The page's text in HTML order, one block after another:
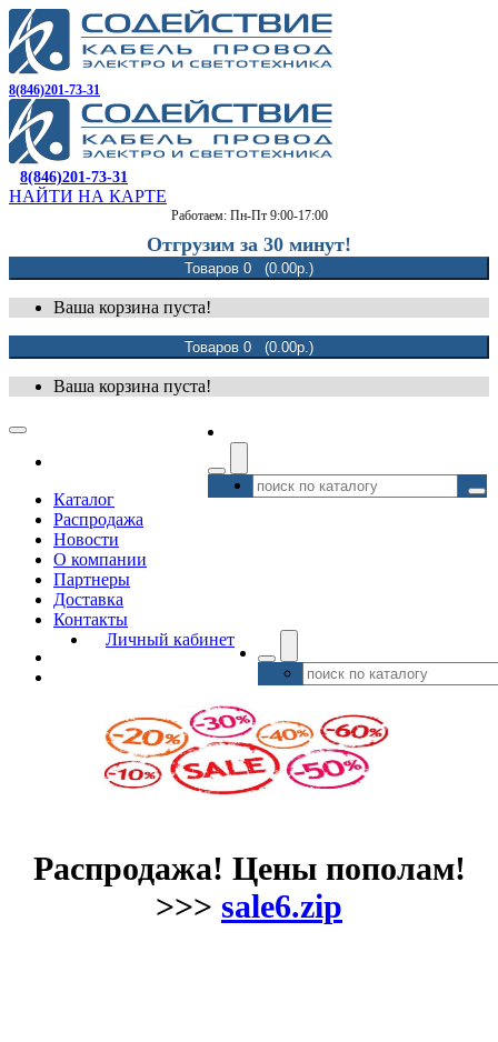
8(846)201-73-31
8(846)201-73-31
НАЙТИ НА КАРТЕ
Работаем: Пн-Пт 9:00-17:00
Отгрузим за 30 минут!
Товаров 0 (0.00р.)
Ваша корзина пуста!
Товаров 0 (0.00р.)
Ваша корзина пуста!
Каталог
Распродажа
Новости
О компании
Партнеры
Доставка
Контакты
Личный кабинет
Распродажа! Цены пополам!
>>> sale6.zip